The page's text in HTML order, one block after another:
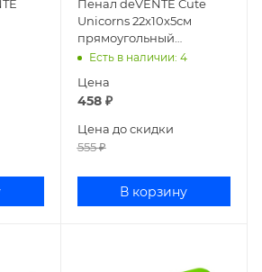
Пенал deVENTE Cute
Unicorns 22x10x5см
прямоугольный
силиконовый 7025253
Есть в наличии: 4
Цена
458₽
Цена до скидки
555₽
В корзину